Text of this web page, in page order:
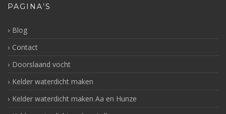
PAGINA’S
Blog
Contact
Doorslaand vocht
Kelder waterdicht maken
Kelder waterdicht maken Aa en Hunze